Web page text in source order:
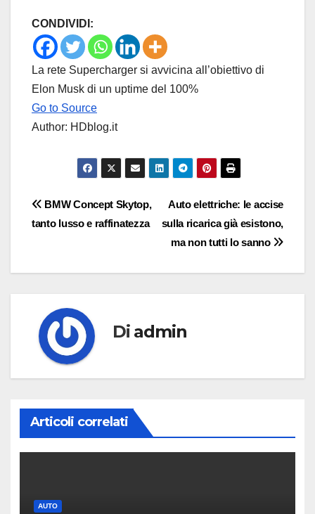
CONDIVIDI:
La rete Supercharger si avvicina all’obiettivo di
Elon Musk di un uptime del 100%
Go to Source
Author: HDblog.it
Navigazione
Auto elettriche: le accise
sulla ricarica già esistono,
ma non tutti lo sanno
BMW Concept Skytop,
tanto lusso e raffinatezza
Di admin
Articoli correlati
AUTO